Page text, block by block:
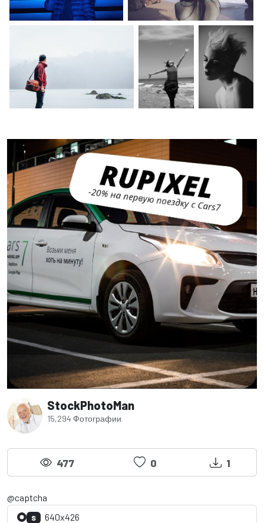
StockPhotoMan
15,294 Фотографии
477 0 1
@captcha
S 640x426